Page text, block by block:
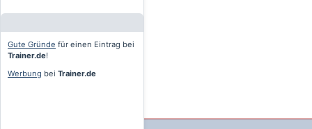
Gute Gründe für einen Eintrag bei
Trainer.de!
Werbung bei Trainer.de